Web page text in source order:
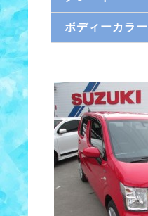
ボディーカラー